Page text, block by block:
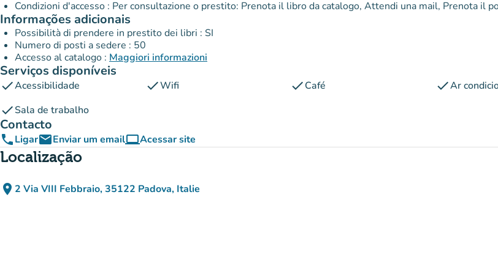
Condizioni d'accesso : Per consultazione o prestito: Prenota il libro da catalogo, Attendi una mail, Prenota il
Informações adicionais
Possibilità di prendere in prestito dei libri : SI
Numero di posti a sedere : 50
Accesso al catalogo : Maggiori informazioni
Serviços disponíveis
checkAcessibilidade checkWifi checkCafé checkAr
checkSala de trabalho
Contacto
phoneLigaremailEnviar um emailcomputerAcessar site
(novo separador)
Localização
place 2 Via VIII Febbraio, 35122 Padova, Italie
(abrir no Google Maps)
(novo separador)